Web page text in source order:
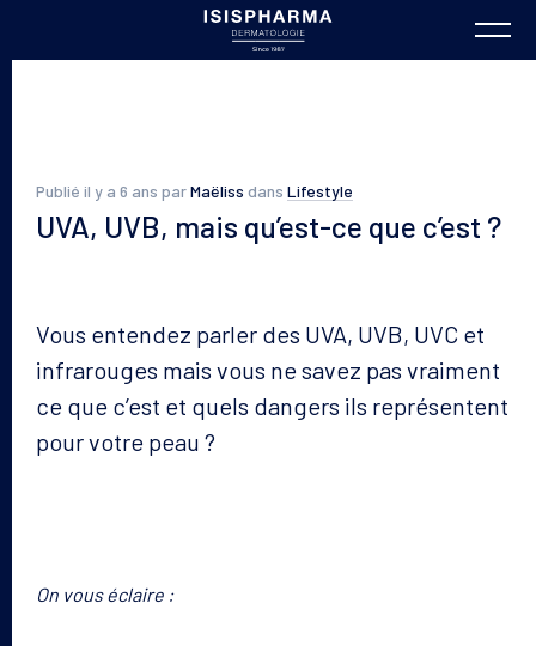
Publié il y a 6 ans parMaëliss dans Lifestyle
UVA, UVB, mais qu’est-ce que c’est ?
Vous entendez parler des UVA, UVB, UVC et
infrarouges mais vous nesavez pas vraiment
ce que c’est et quels dangers ils représentent
pour votre peau ?
On vous éclaire :